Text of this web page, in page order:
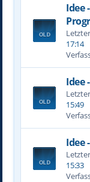
Idee
17:14
Idee
15:49
Idee
15:33